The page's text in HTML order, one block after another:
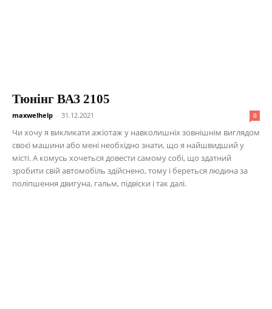
Тюнінг ВАЗ 2105
maxwelhelp - 31.12.2021 0
Чи хочу я викликати ажіотаж у навколишніх зовнішнім виглядом
своєї машини або мені необхідно знати, що я найшвидший у
місті. А комусь хочеться довести самому собі, що здатний
зробити свій автомобіль здійснено, тому і береться людина за
поліпшення двигуна, гальм, підвіски і так далі.